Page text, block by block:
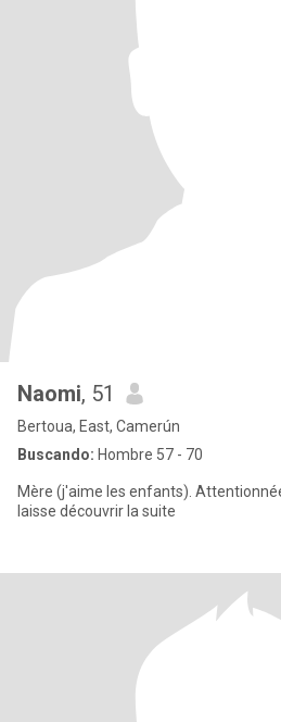
Naomi, 51
Bertoua, East, Camerún
Buscando: Hombre 57 - 70
Mère (j'aime les enfants).
laisse découvrir la suite